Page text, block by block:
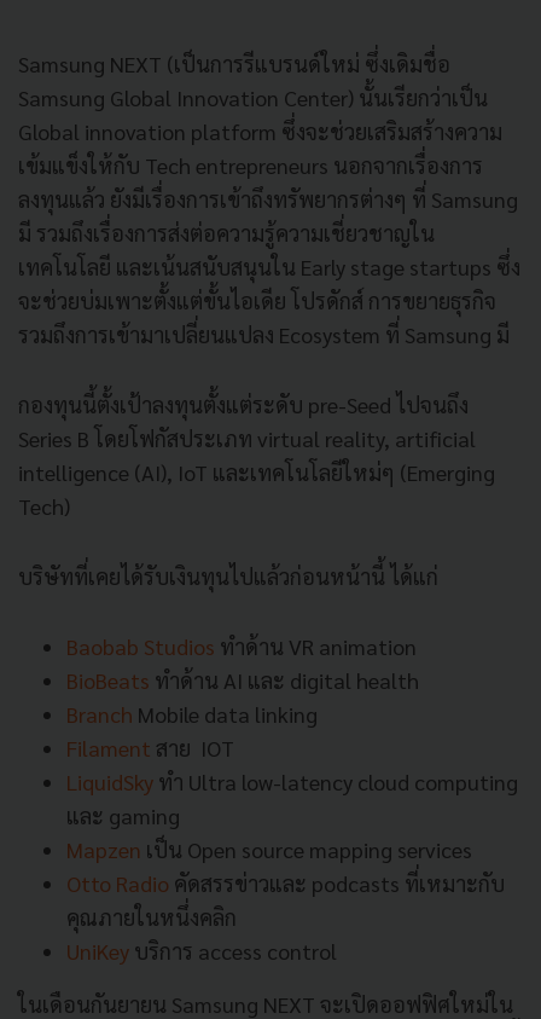
Samsung NEXT (เป็นการรีแบรนด์ใหม่ ซึ่งเดิมชื่อ
Samsung Global Innovation Center) นั้นเรียกว่าเป็น
Global innovation platform ซึ่งจะช่วยเสริมสร้างความ
เข้มแข็งให้กับ Tech entrepreneurs นอกจากเรื่องการ
ลงทุนแล้ว ยังมีเรื่องการเข้าถึงทรัพยากรต่างๆ ที่ Samsung
มี รวมถึงเรื่องการส่งต่อความรู้ความเชี่ยวชาญใน
เทคโนโลยี และเน้นสนับสนุนใน Early stage startups ซึ่ง
จะช่วยบ่มเพาะตั้งแต่ขั้นไอเดีย โปรดักส์ การขยายธุรกิจ
รวมถึงการเข้ามาเปลี่ยนแปลง Ecosystem ที่ Samsung มี
กองทุนนี้ตั้งเป้าลงทุนตั้งแต่ระดับ pre-Seed ไปจนถึง
Series B โดยโฟกัสประเภท virtual reality, artificial
intelligence (AI), IoT และเทคโนโลยีใหม่ๆ (Emerging
Tech)
บริษัทที่เคยได้รับเงินทุนไปแล้วก่อนหน้านี้ ได้แก่
Baobab Studios ทำด้าน VR animation
BioBeats ทำด้าน AI และ digital health
Branch Mobile data linking
Filament สาย IOT
LiquidSky ทำ Ultra low-latency cloud computing
และ gaming
Mapzen เป็น Open source mapping services
Otto Radio คัดสรรข่าวและ podcasts ที่เหมาะกับ
คุณภายในหนึ่งคลิก
UniKey บริการ access control
ในเดือนกันยายน Samsung NEXT จะเปิดออฟฟิศใหม่ใน